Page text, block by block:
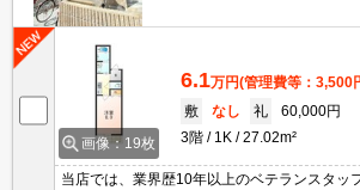
画像：19枚
6.1万円(管理費等：3,500
敷
なし 礼
60,000円
3階
1K 27.02m²
当店では、業界歴10年以上のベテランスタッ